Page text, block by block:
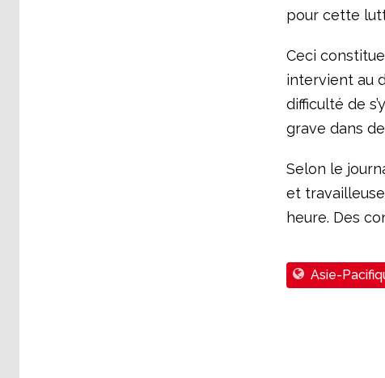
pour cette
Ceci
intervient au
difficulté de
grave dans
Selon le
et
heure. Des
Asie-